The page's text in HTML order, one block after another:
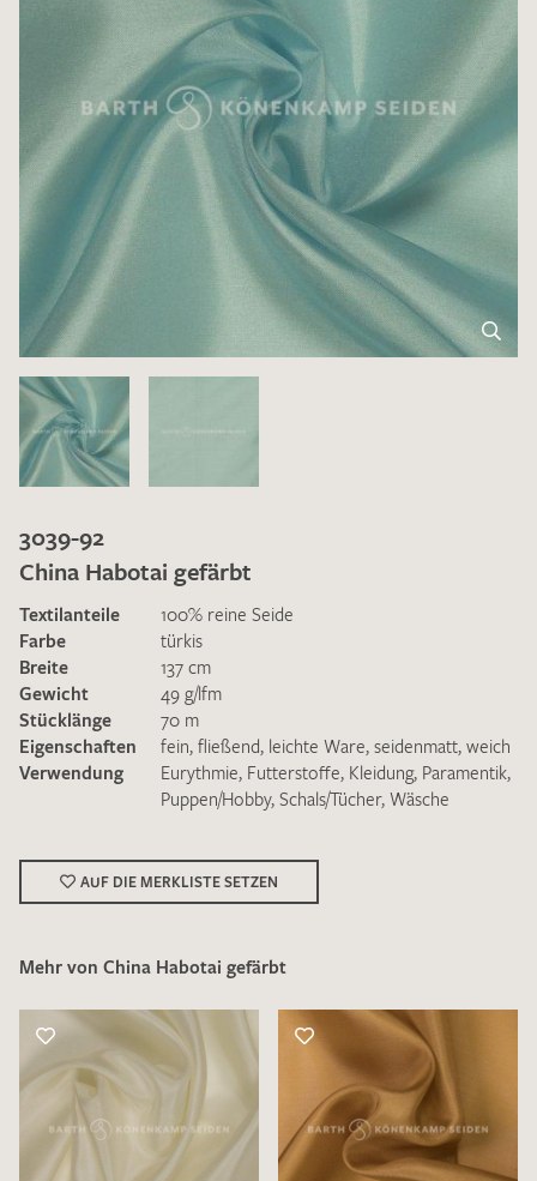
Ich bin damit einverstanden, dass meine angegebenen Daten
zur Beantwortung meiner Musteranfrage genutzt werden.
DieDatenschutzbestimmungenhabe ich zur Kenntnis
genommen und akzeptiere diese.
MUSTERANFRAGE SENDEN
3039-92
China Habotai gefärbt
Textilanteile
100% reine Seide
Farbe
türkis
Breite
137 cm
Gewicht
49 g/lfm
Stücklänge
70 m
Eigenschaften
fein, fließend, leichte Ware, seidenmatt, weich
Verwendung
Eurythmie, Futterstoffe, Kleidung, Paramentik,
Puppen/Hobby, Schals/Tücher, Wäsche
AUF DIE MERKLISTE SETZEN
Mehr von China Habotai gefärbt